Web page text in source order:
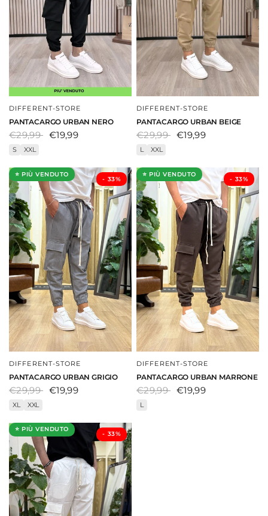
DAI UNO SGUARDO
DIFFERENT-STORE
PANTACARGO URBAN NERO
€29,99 €19,99
S XXL
DAI UNO SGUARDO
DIFFERENT-STORE
PANTACARGO URBAN BEIGE
€29,99 €19,99
L XXL
- ⁠33%
⭐ PIÙ VENDUTO
DAI UNO SGUARDO
DIFFERENT-STORE
PANTACARGO URBAN GRIGIO
€29,99 €19,99
XL XXL
- ⁠33%
⭐ PIÙ VENDUTO
DAI UNO SGUARDO
DIFFERENT-STORE
PANTACARGO URBAN MARRONE
€29,99 €19,99
L
- ⁠33%
⭐ PIÙ VENDUTO